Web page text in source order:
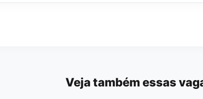
Veja também essas